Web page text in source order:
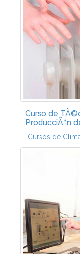
didÃ¡ctica 1.
Curso de
ProducciÃ³n
Cursos de
Temario del
ProducciÃ³n
Â¿Quieres
Instalaciones
a...